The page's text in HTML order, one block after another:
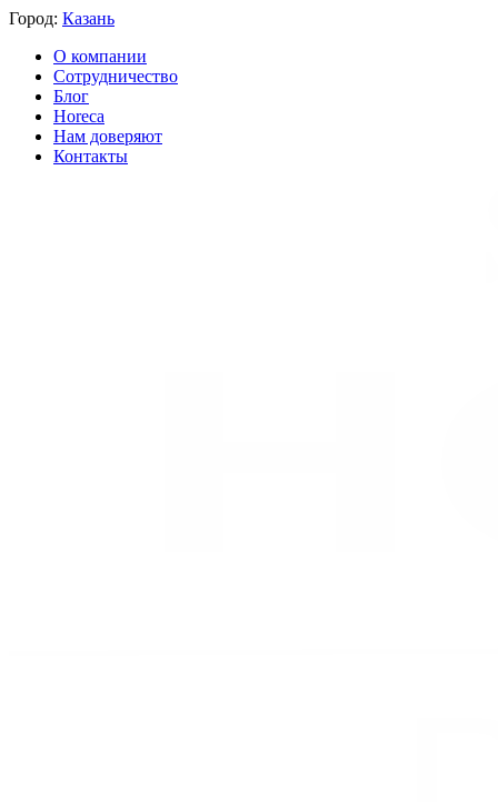
Город: Казань
О компании
Сотрудничество
Блог
Horeca
Нам доверяют
Контакты